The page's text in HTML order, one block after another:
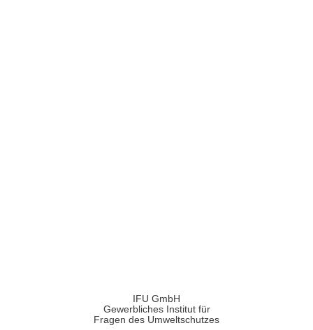
IFU GmbH
Gewerbliches Institut für
Fragen des Umweltschutzes